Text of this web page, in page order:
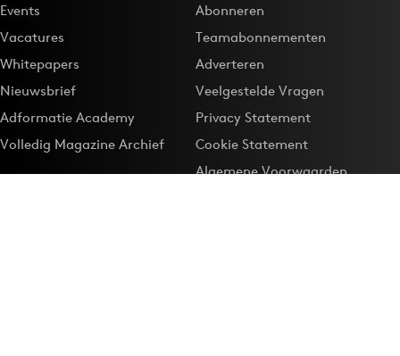
Events
Vacatures
Whitepapers
Nieuwsbrief
Adformatie Academy
Volledig Magazine Archief
Abonneren
Teamabonnementen
Adverteren
Veelgestelde Vragen
Privacy Statement
Cookie Statement
Algemene Voorwaarden